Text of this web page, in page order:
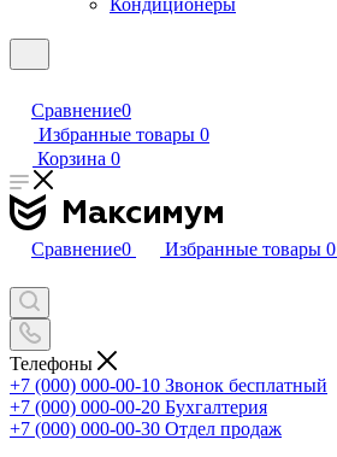
Кондиционеры
Сравнение0
Избранные товары 0
Корзина 0
Сравнение0 Избранные товары 0
Телефоны
+7 (000) 000-00-10 Звонок бесплатный
+7 (000) 000-00-20 Бухгалтерия
+7 (000) 000-00-30 Отдел продаж